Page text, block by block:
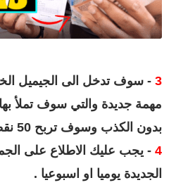
3 - سوف تدخل الى الجيميل
مهمة جديدة والتي سوف تملأ
بدون الكذب وسوف تربح 50 نقطة كا بداية .
4 - يجب عليك الاطلاع على
الجديدة يوميا او اسبوعيا .